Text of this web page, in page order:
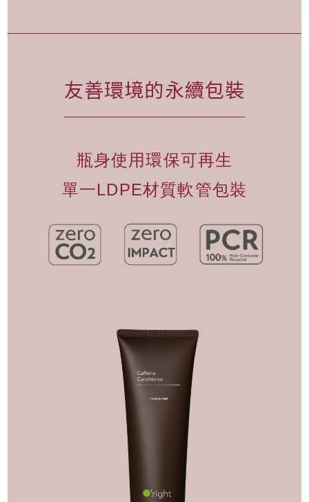
友善環境的永續包裝
瓶身使用環保可再生
單一LDPE材質軟管包裝